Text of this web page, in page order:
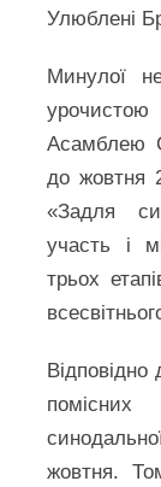
Улюблені
Минулої
Асамблею
до жовтня
«Задля
участь і
трьох
Відповідно
жовтня.